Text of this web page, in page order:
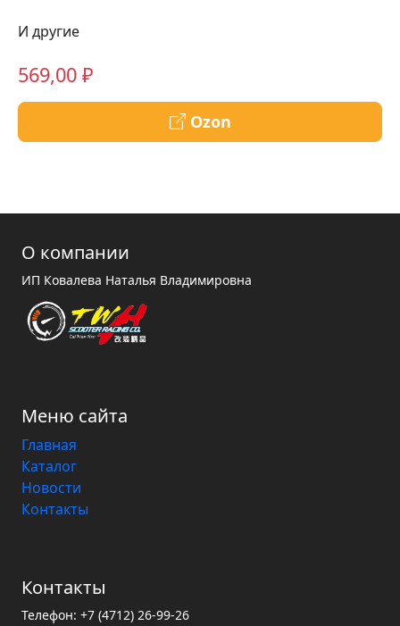
И другие
569,00 ₽
Ozon
О компании
ИП Ковалева Наталья Владимировна
Меню сайта
Главная
Каталог
Новости
Контакты
Контакты
Телефон: +7 (4712) 26-99-26